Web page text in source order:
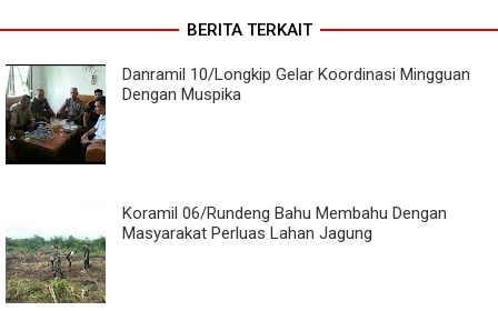
BERITA TERKAIT
Danramil 10/Longkip Gelar Koordinasi Mingguan
Dengan Muspika
Koramil 06/Rundeng Bahu Membahu Dengan
Masyarakat Perluas Lahan Jagung